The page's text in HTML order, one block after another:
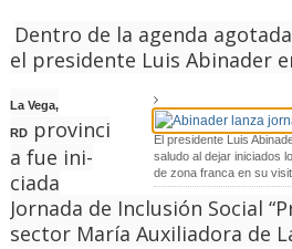
Dentro de la agenda
el presidente Luis Abinader
El presidente Luis
saludo al dejar iniciados
de zona franca en su
La Vega,
RDprovinci
a fue ini­
ciada
Jornada de Inclu­sión Social
sector María Auxilia­dora de